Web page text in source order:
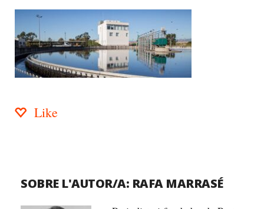
Like
SOBRE L'AUTOR/A: RAFA MARRASÉ